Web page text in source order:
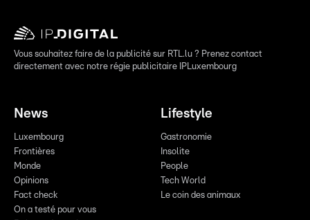
Vous souhaitez faire de la publicité sur RTL.lu ? Prenez contact
directement avec notre régie publicitaire IPLuxembourg
News
Luxembourg
Frontières
Monde
Opinions
Fact check
On a testé pour vous
Lifestyle
Gastronomie
Insolite
People
Tech World
Le coin des animaux